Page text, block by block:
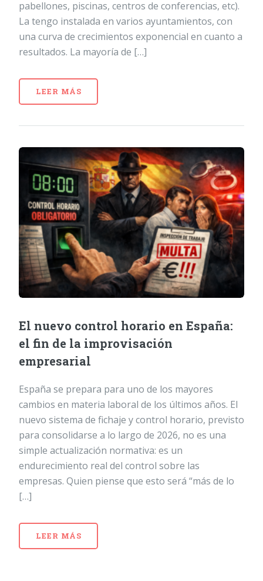
pabellones, piscinas, centros de conferencias, etc).
La tengo instalada en varios ayuntamientos, con
una curva de crecimientos exponencial en cuanto a
resultados. La mayoría de […]
LEER MÁS
El nuevo control horario en España:
el fin de la improvisación
empresarial
España se prepara para uno de los mayores
cambios en materia laboral de los últimos años. El
nuevo sistema de fichaje y control horario, previsto
para consolidarse a lo largo de 2026, no es una
simple actualización normativa: es un
endurecimiento real del control sobre las
empresas. Quien piense que esto será “más de lo
[…]
LEER MÁS